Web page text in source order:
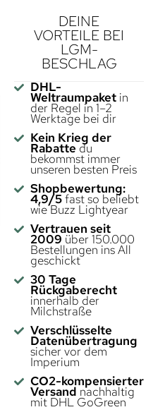
DEINE
VORTEILE BEI
LGM-
BESCHLAG
DHL-
Weltraumpaketin
der Regel in 1–2
Werktage bei dir
Kein Krieg der
Rabattedu
bekommst immer
unseren besten Preis
Shopbewertung:
4,9/5fast so beliebt
wie Buzz Lightyear
Vertrauen seit
2009über 150.000
Bestellungen ins All
geschickt
30 Tage
Rückgaberecht
innerhalb der
Milchstraße
Verschlüsselte
Datenübertragung
sicher vor dem
Imperium
CO2-kompensierter
Versand nachhaltig
mit DHL GoGreen